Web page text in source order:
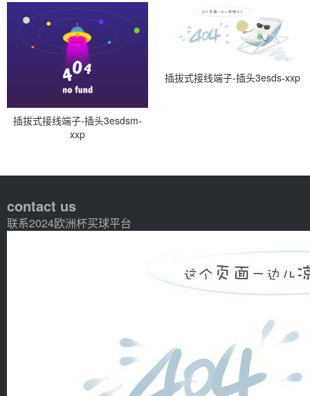
插拔式接线端子-插头3esdsm-
xxp
插拔式接线端子-插头3esds-xxp
contact us
联系2024欧洲杯买球平台